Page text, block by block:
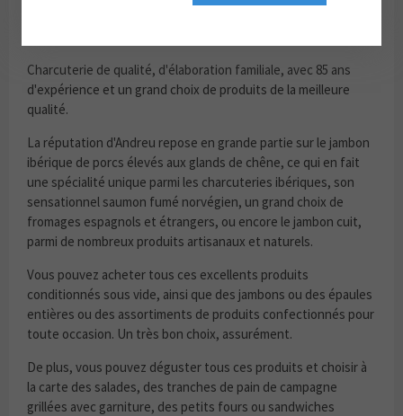
Charcuterie de qualité, d'élaboration familiale, avec 85 ans
d'expérience et un grand choix de produits de la meilleure
qualité.
La réputation d'Andreu repose en grande partie sur le jambon
ibérique de porcs élevés aux glands de chêne, ce qui en fait
une spécialité unique parmi les charcuteries ibériques, son
sensationnel saumon fumé norvégien, un grand choix de
fromages espagnols et étrangers, ou encore le jambon cuit,
parmi de nombreux produits artisanaux et naturels.
Vous pouvez acheter tous ces excellents produits
conditionnés sous vide, ainsi que des jambons ou des épaules
entières ou des assortiments de produits confectionnés pour
toute occasion. Un très bon choix, assurément.
De plus, vous pouvez déguster tous ces produits et choisir à
la carte des salades, des tranches de pain de campagne
grillées avec garniture, des petits fours ou sandwiches